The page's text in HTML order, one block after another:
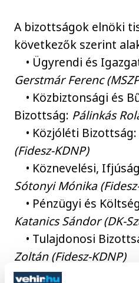
A bizottságok elnöki
következők szerint
• Ügyrendi és
Gerstmár Ferenc
• Közbiztonsági és
Bizottság: Pálinkás
• Közjóléti Bizottság:
(Fidesz-KDNP)
• Köznevelési,
Sótonyi Mónika
• Pénzügyi és
Katanics Sándor (DK-
• Tulajdonosi
Zoltán (Fidesz-KDNP)
• Városstratégiai és